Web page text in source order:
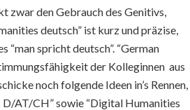
zwar den Gebrauch des Genitivs,
deutsch” ist kurz und präzise,
spricht deutsch”. “German
der Kolleginnen aus
noch folgende Ideen in’s Rennen,
AT/CH” sowie “Digital Humanities